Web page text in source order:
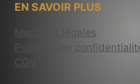
EN SAVOIR PLUS
Mentions légales
Politique de
CGV